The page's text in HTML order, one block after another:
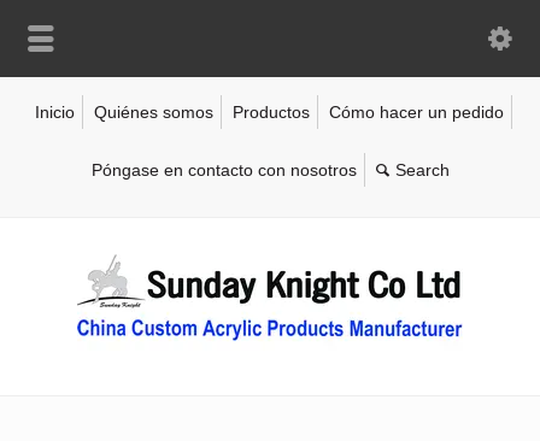
Inicio Quiénes somos Productos Cómo hacer un pedido
Póngase en contacto con nosotros